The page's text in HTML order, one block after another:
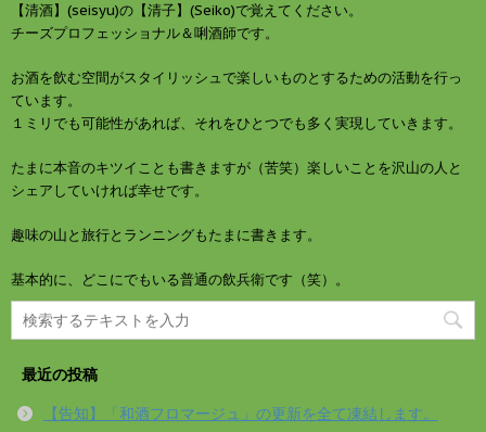
【清酒】(seisyu)の【清子】(Seiko)で覚えてください。
チーズプロフェッショナル＆唎酒師です。
お酒を飲む空間がスタイリッシュで楽しいものとするための活動を行っ
ています。
１ミリでも可能性があれば、それをひとつでも多く実現していきます。
たまに本音のキツイことも書きますが（苦笑）楽しいことを沢山の人と
シェアしていければ幸せです。
趣味の山と旅行とランニングもたまに書きます。
基本的に、どこにでもいる普通の飲兵衛です（笑）。
最近の投稿
【告知】「和酒フロマージュ」の更新を全て凍結します。